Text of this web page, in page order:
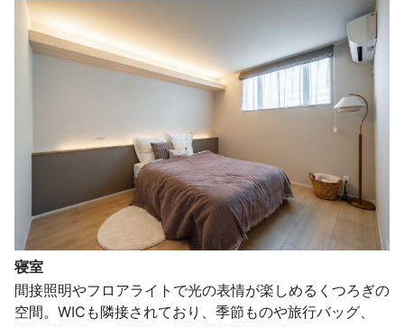
寝室
間接照明やフロアライトで光の表情が楽しめるくつろぎの
空間。WICも隣接されており、季節ものや旅行バッグ、